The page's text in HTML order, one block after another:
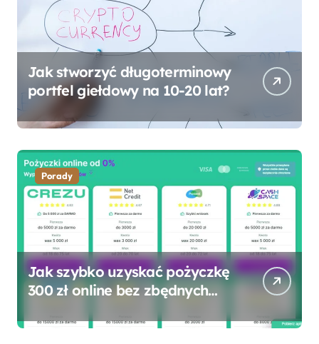
Jak stworzyć długoterminowy
portfel giełdowy na 10-20 lat?
Porady
Jak szybko uzyskać pożyczkę
300 zł online bez zbędnych